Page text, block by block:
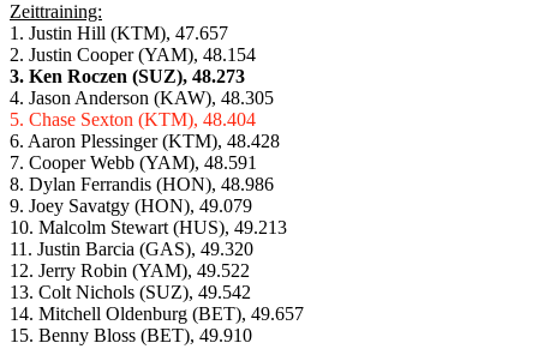
Zeittraining:
1. Justin Hill (KTM), 47.657
2. Justin Cooper (YAM), 48.154
3. Ken Roczen (SUZ), 48.273
4. Jason Anderson (KAW), 48.305
5. Chase Sexton (KTM), 48.404
6. Aaron Plessinger (KTM), 48.428
7. Cooper Webb (YAM), 48.591
8. Dylan Ferrandis (HON), 48.986
9. Joey Savatgy (HON), 49.079
10. Malcolm Stewart (HUS), 49.213
11. Justin Barcia (GAS), 49.320
12. Jerry Robin (YAM), 49.522
13. Colt Nichols (SUZ), 49.542
14. Mitchell Oldenburg (BET), 49.657
15. Benny Bloss (BET), 49.910